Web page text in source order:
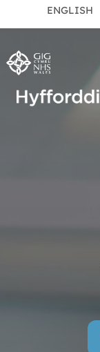
ENGLISH